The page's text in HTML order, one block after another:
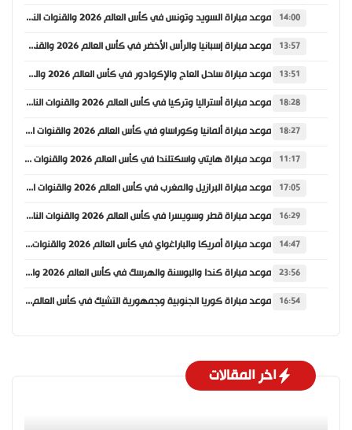
14:00 موعد مباراة السويد وتونس في كأس العالم 2026 والقنوات الناقلة
13:57 موعد مباراة إسبانيا والرأس الأخضر في كأس العالم 2026 والقنوات الناقلة
13:51 موعد مباراة ساحل العاج والإكوادور في كأس العالم 2026 والقنوات الناقلة
18:28 موعد مباراة أستراليا وتركيا في كأس العالم 2026 والقنوات الناقلة
18:27 موعد مباراة ألمانيا وكوراساو في كأس العالم 2026 والقنوات الناقلة
11:17 موعد مباراة هايتي واسكتلندا في كأس العالم 2026 والقنوات الناقلة
17:05 موعد مباراة البرازيل والمغرب في كأس العالم 2026 والقنوات الناقلة
16:29 موعد مباراة قطر وسويسرا في كأس العالم 2026 والقنوات الناقلة
14:47 موعد مباراة أمريكا والباراغواي في كأس العالم 2026 والقنوات الناقلة
23:56 موعد مباراة كندا والبوسنة والهرسك في كأس العالم 2026 والقنوات الناقلة
16:54 موعد مباراة كوريا الجنوبية وجمهورية التشيك في كأس العالم 2026 والقنوات الناقلة
اخر المقالات